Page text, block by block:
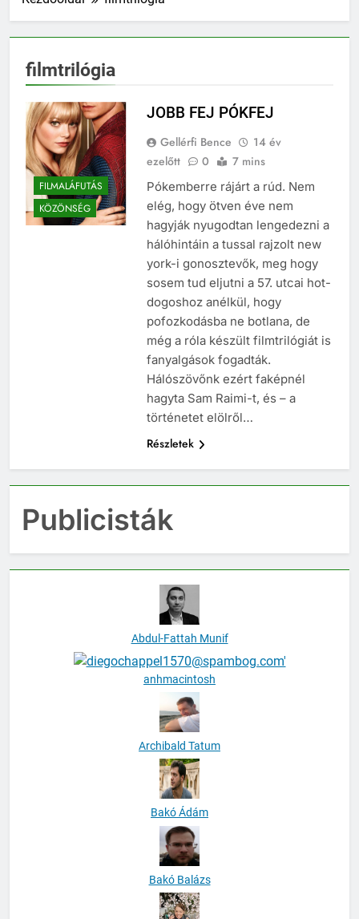
filmtrilógia
FILMALÁFUTÁS
KÖZÖNSÉG
JOBB FEJ PÓKFEJ
Gellérfi Bence
14 év
ezelőtt
0 7 mins
Pókemberre rájárt a rúd. Nem
elég, hogy ötven éve nem
hagyják nyugodtan lengedezni a
hálóhintáin a tussal rajzolt new
york-i gonosztevők, meg hogy
sosem tud eljutni a 57. utcai hot-
dogoshoz anélkül, hogy
pofozkodásba ne botlana, de
még a róla készült filmtrilógiát is
fanyalgások fogadták.
Hálószövőnk ezért faképnél
hagyta Sam Raimi-t, és – a
történetet elölről…
Részletek
Publicisták
Abdul-Fattah Munif
anhmacintosh
Archibald Tatum
Bakó Ádám
Bakó Balázs